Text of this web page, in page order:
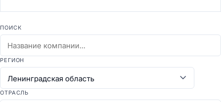
ПОИСК
РЕГИОН
ОТРАСЛЬ